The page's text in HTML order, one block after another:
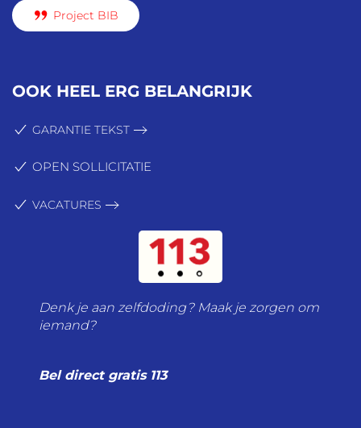
Project BIB
OOK HEEL ERG BELANGRIJK
GARANTIE TEKST
OPEN SOLLICITATIE
VACATURES
Denk je aan zelfdoding? Maak je zorgen om
iemand?
Bel direct gratis 113